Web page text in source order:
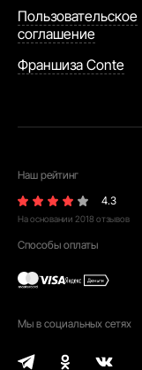
Пользовательское
соглашение
Франшиза Conte
Наш рейтинг
4.3
На основании 2018 отзывов
Способы оплаты
Мы в социальных сетях